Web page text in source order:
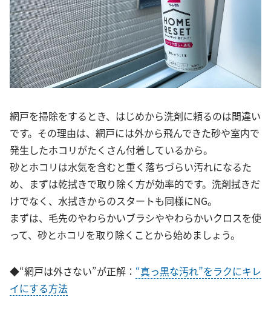
網戸を掃除をするとき、はじめから洗剤に頼るのは間違い
です。その理由は、網戸には外から飛んできた砂や室内で
発生したホコリがたくさん付着しているから。
砂とホコリは水気を含むと重く落ちづらい汚れになるた
め、まずは乾拭きで取り除く方が効率的です。洗剤拭きだ
けでなく、水拭きからのスタートも同様にNG。
まずは、毛先のやわらかいブラシややわらかいクロスを使
って、砂とホコリを取り除くことから始めましょう。
◆“網戸は外さない”が正解： “真っ黒な汚れ”をラクにキレ
イにする方法